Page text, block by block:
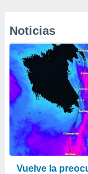
Noticias
Vuelve la